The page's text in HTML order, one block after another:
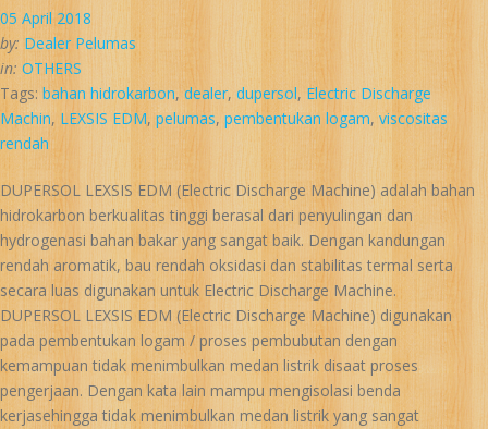
05 April 2018
by: Dealer Pelumas
in: OTHERS
Tags: bahan hidrokarbon,dealer, dupersol, Electric Discharge
Machin, LEXSIS EDM,pelumas,pembentukan logam,viscositas
rendah
DUPERSOL LEXSIS EDM (Electric Discharge Machine) adalah bahan
hidrokarbon berkualitas tinggi berasal dari penyulingan dan
hydrogenasi bahan bakar yang sangat baik. Dengan kandungan
rendah aromatik, bau rendah oksidasi dan stabilitas termal serta
secara luas digunakan untuk Electric Discharge Machine.
DUPERSOL LEXSIS EDM (Electric Discharge Machine) digunakan
pada pembentukan logam / proses pembubutan dengan
kemampuan tidak menimbulkan medan listrik disaat proses
pengerjaan. Dengan kata lain mampu mengisolasi benda
kerjasehingga tidak menimbulkan medan listrik yang sangat